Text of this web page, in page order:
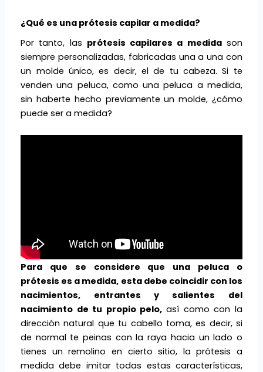
¿Qué es una prótesis capilar a medida?
Por tanto, las prótesis capilares a medidason
siempre personalizadas, fabricadas una a una con
un molde único, es decir, el de tu cabeza. Si te
venden una peluca, como una peluca a medida,
sin haberte hecho previamente un molde, ¿cómo
puede ser a medida?
Para que se considere que una peluca o
prótesis es a medida, esta debe coincidir con los
nacimientos, entrantes y salientes del
nacimiento de tu propio pelo, así como con la
dirección natural que tu cabello toma, es decir, si
de normal te peinas con la raya hacia un lado o
tienes un remolino en cierto sitio, la prótesis a
medida debe imitar todas estas características,